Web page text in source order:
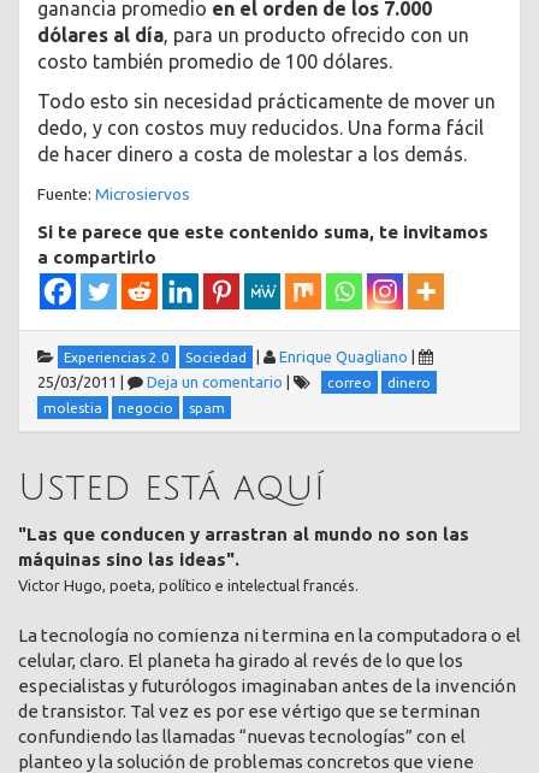
ganancia promedio en el orden de los 7.000
dólares al día, para un producto ofrecido con un
costo también promedio de 100 dólares.
Todo esto sin necesidad prácticamente de mover un
dedo, y con costos muy reducidos. Una forma fácil
de hacer dinero a costa de molestar a los demás.
Fuente: Microsiervos
Si te parece que este contenido suma, te invitamos
a compartirlo
Experiencias 2.0 Sociedad | Enrique Quagliano |
25/03/2011 | Deja un comentario | correo
dinero
molestia
negocio spam
Usted está aquí
"Las que conducen y arrastran al mundo no son las
máquinas sino las ideas".
Victor Hugo, poeta, político e intelectual francés.
La tecnología no comienza ni termina en la computadora o el
celular, claro. El planeta ha girado al revés de lo que los
especialistas y futurólogos imaginaban antes de la invención
de transistor. Tal vez es por ese vértigo que se terminan
confundiendo las llamadas “nuevas tecnologías” con el
planteo y la solución de problemas concretos que viene